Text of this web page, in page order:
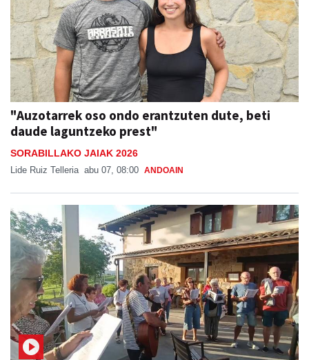
"Auzotarrek oso ondo erantzuten dute, beti
daude laguntzeko prest"
SORABILLAKO JAIAK 2026
Lide Ruiz Telleria abu 07, 08:00 ANDOAIN